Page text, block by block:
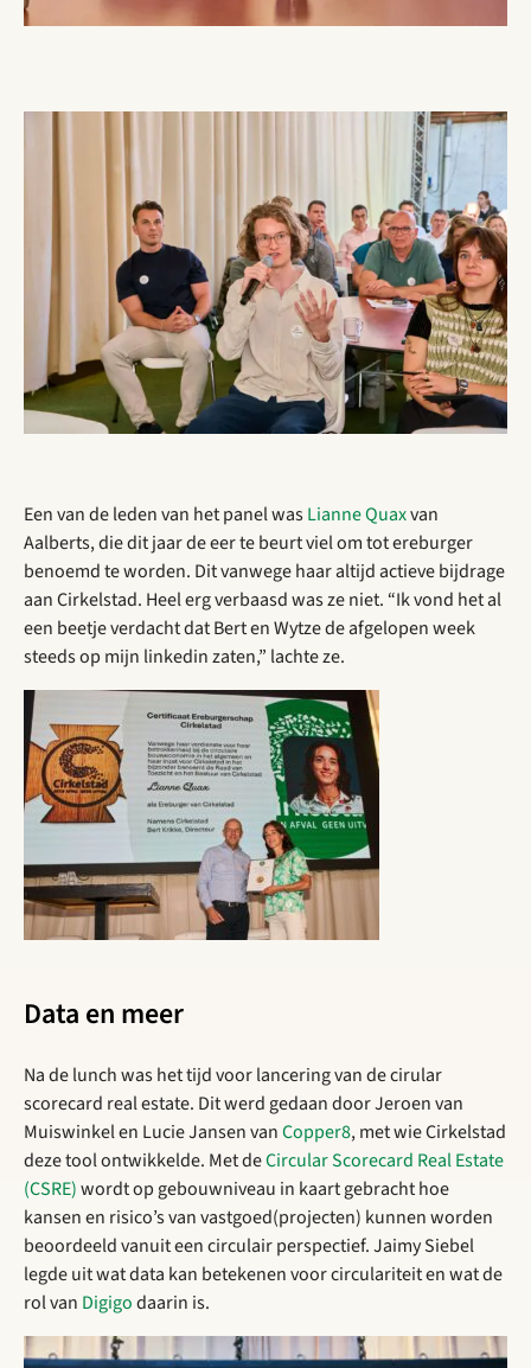
Een van de leden van het panel wasLianne Quaxvan
Aalberts, die dit jaar de eer te beurt viel om tot ereburger
benoemd te worden. Dit vanwege haar altijd actieve bijdrage
aan Cirkelstad. Heel erg verbaasd was ze niet. “Ik vond het al
een beetje verdacht dat Bert en Wytze de afgelopen week
steeds op mijn linkedin zaten,” lachte ze.
Data en meer
Na de lunch was het tijd voor lancering van de cirular
scorecard real estate. Dit werd gedaan door Jeroen van
Muiswinkel en Lucie Jansen vanCopper8, met wie Cirkelstad
deze tool ontwikkelde. Met deCircular Scorecard Real Estate
(CSRE)wordt op gebouwniveau in kaart gebracht hoe
kansen en risico’s van vastgoed(projecten) kunnen worden
beoordeeld vanuit een circulair perspectief. Jaimy Siebel
legde uit wat data kan betekenen voor circulariteit en wat de
rol van Digigodaarin is.